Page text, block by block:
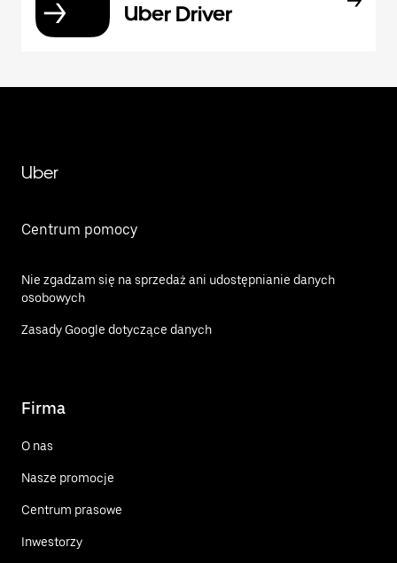
Uber Driver
Uber
Centrum pomocy
Nie zgadzam się na sprzedaż ani udostępnianie danych
osobowych
Zasady Google dotyczące danych
Firma
O nas
Nasze promocje
Centrum prasowe
Inwestorzy